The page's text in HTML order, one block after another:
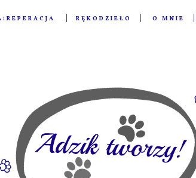
RĘKODZIEŁO O MNIE